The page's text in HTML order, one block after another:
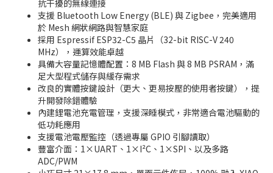
抗干擾的無線連接
支援 Bluetooth Low Energy (BLE) 與 Zigbee，完美適用
於 Mesh 網狀網路與智慧家庭
採用 Espressif ESP32-C5 晶片（32-bit RISC-V 240
MHz），運算效能卓越
具備大容量記憶體配置：8 MB Flash 與 8 MB PSRAM，滿
足大型程式儲存與緩存需求
改良的實體按鍵設計（更大、更易按壓的使用者按鍵），提
升開發除錯體驗
內建鋰電池充電管理，支援深睡模式，非常適合電池驅動的
低功耗應用
支援電池電壓監控（透過專屬 GPIO 引腳讀取）
豐富介面：1×UART、1×I²C、1×SPI、以及多路
ADC/PWM